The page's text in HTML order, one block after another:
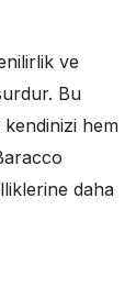
ve
Bu
hem
daha